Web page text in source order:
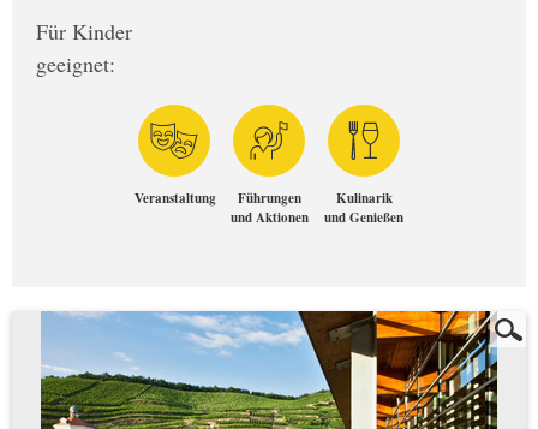
Für Kinder
geeignet:
Veranstaltung
Führungen
und Aktionen
Kulinarik
und Genießen